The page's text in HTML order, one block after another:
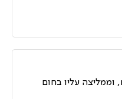
וממליצה עליו בחום